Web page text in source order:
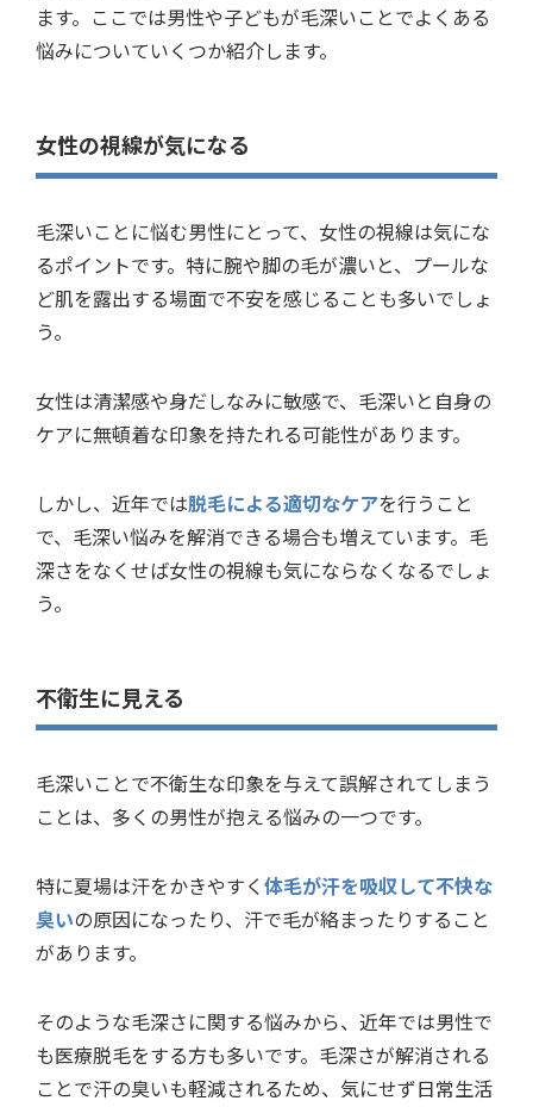
ます。ここでは男性や子どもが毛深いことでよくある
悩みについていくつか紹介します。
女性の視線が気になる
毛深いことに悩む男性にとって、女性の視線は気にな
るポイントです。特に腕や脚の毛が濃いと、プールな
ど肌を露出する場面で不安を感じることも多いでしょ
う。
女性は清潔感や身だしなみに敏感で、毛深いと自身の
ケアに無頓着な印象を持たれる可能性があります。
しかし、近年では脱毛による適切なケアを行うこと
で、毛深い悩みを解消できる場合も増えています。毛
深さをなくせば女性の視線も気にならなくなるでしょ
う。
不衛生に見える
毛深いことで不衛生な印象を与えて誤解されてしまう
ことは、多くの男性が抱える悩みの一つです。
特に夏場は汗をかきやすく体毛が汗を吸収して不快な
臭いの原因になったり、汗で毛が絡まったりすること
があります。
そのような毛深さに関する悩みから、近年では男性で
も医療脱毛をする方も多いです。毛深さが解消される
ことで汗の臭いも軽減されるため、気にせず日常生活